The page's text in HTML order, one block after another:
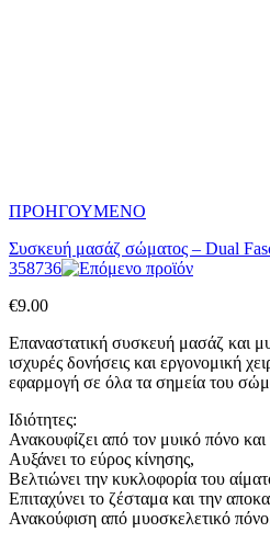
ΠΡΟΗΓΟΥΜΕΝΟ
Συσκευή μασάζ σώματος – Dual
358736
€9.00
Επαναστατική συσκευή μασάζ και
ισχυρές δονήσεις και εργονομική
εφαρμογή σε όλα τα σημεία του
Ιδιότητες:
Ανακουφίζει από τον μυικό πόνο και
Αυξάνει το εύρος κίνησης,
Βελτιώνει την κυκλοφορία του
Επιταχύνει το ζέσταμα και την
Ανακούφιση από μυοσκελετικό